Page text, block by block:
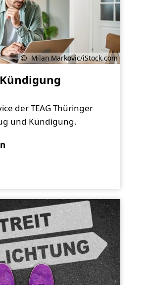
Milan Markovic/iStock.com
der TEAG Thüringer
und Kündigung.